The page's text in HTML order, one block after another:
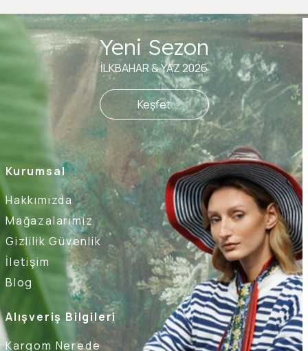
Kurumsal
Hakkımızda
Mağazalarımız
Gizlilik Güvenlik
İletişim
Blog
Alışveriş Bilgileri
Kargom Nerede
Yeni Sezon
İLKBAHAR & YAZ 2026
Keşfet